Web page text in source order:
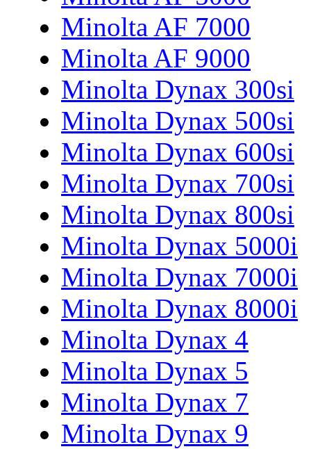
Minolta AF 7000
Minolta AF 9000
Minolta Dynax 300si
Minolta Dynax 500si
Minolta Dynax 600si
Minolta Dynax 700si
Minolta Dynax 800si
Minolta Dynax 5000i
Minolta Dynax 7000i
Minolta Dynax 8000i
Minolta Dynax 4
Minolta Dynax 5
Minolta Dynax 7
Minolta Dynax 9